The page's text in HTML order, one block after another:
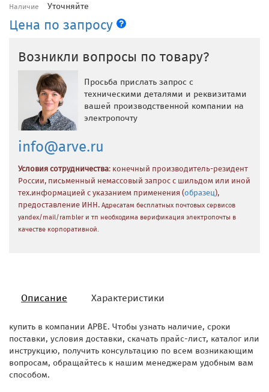
Наличие Уточняйте
Цена по запросу
Возникли вопросы по товару?
Просьба прислать запрос с
техническими деталями и реквизитами
вашей производственной компании на
электропочту
info@arve.ru
Условия сотрудничества: конечный производитель-резидент
России, письменный немассовый запрос с шильдом или иной
тех.информацией с указанием применения (образец),
предоставление ИНН. Адресатам бесплатных почтовых сервисов
yandex/mail/rambler и тп необходима верификация электропочты в
качестве корпоративной.
Описание Характеристики
купить в компании АРВЕ. Чтобы узнать наличие, сроки
поставки, условия доставки, скачать прайс-лист, каталог или
инструкцию, получить консультацию по всем возникающим
вопросам, обращайтесь к нашим менеджерам удобным вам
способом.